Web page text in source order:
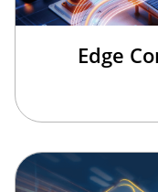
Edge